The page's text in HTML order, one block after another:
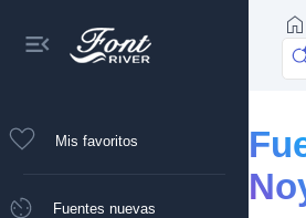
Mis favoritos
Fuentes nuevas